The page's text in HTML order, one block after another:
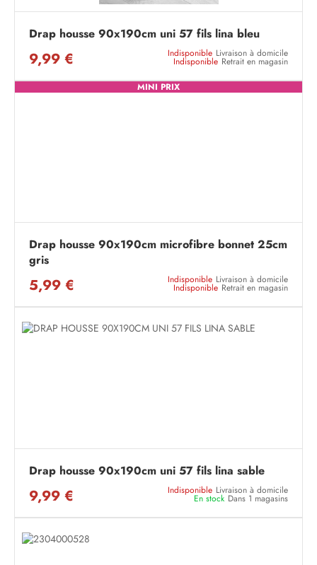
Drap housse 90x190cm uni 57 fils lina bleu
9,99 € Indisponible Livraison à domicile
Indisponible Retrait en magasin
MINI PRIX
Drap housse 90x190cm microfibre bonnet 25cm
gris
5,99 € Indisponible Livraison à domicile
Indisponible Retrait en magasin
Drap housse 90x190cm uni 57 fils lina sable
9,99 € Indisponible Livraison à domicile
En stock Dans 1 magasins